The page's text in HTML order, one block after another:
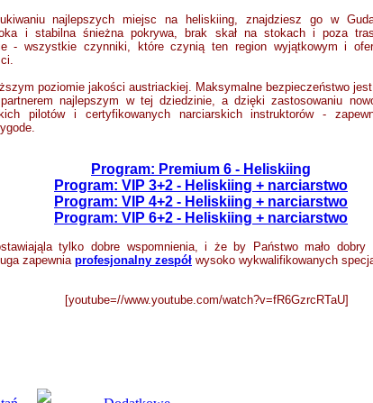
najlepszych miejsc na heliskiing, znajdziesz go w
i stabilna śnieżna pokrywa,
brak skał na stokach i poza
- wszystkie czynniki, które czynią ten region wyjątkowym i
poziomie jakości austriackiej. Maksymalne bezpieczeństwo
najlepszym w tej dziedzinie, a dzięki zastosowaniu
pilotów i certyfikowanych narciarskich instruktorów -
Program: Premium 6 - Heliskiing
Program: VIP 3+2 - Heliskiing + narciarstwo
Program: VIP 4+2 - Heliskiing + narciarstwo
Program: VIP 6+2 - Heliskiing + narciarstwo
tylko dobre wspomnienia, i że by Państwo mało
zapewnia profesjonalny zespół wysoko wykwalifikowanych
[youtube=//www.youtube.com/watch?v=fR6GzrcRTaU]